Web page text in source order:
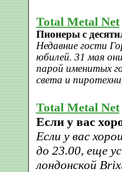
Total Metal Net
Пионеры с
Недавние гости
юбилей. 31 мая
парой именитых
света и
Total Metal Net
Если у вас
Если у вас
до 23.00, еще
лондонской